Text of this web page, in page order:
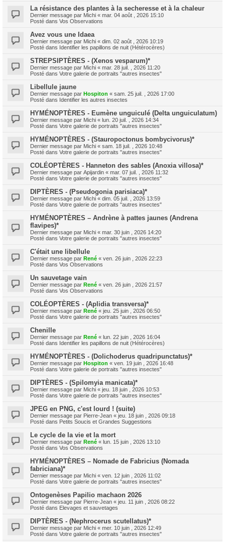
La résistance des plantes à la secheresse et à la chaleur
Dernier message par Michi « mar. 04 août , 2026 15:10
Posté dans Vos Observations
Avez vous une Idaea
Dernier message par Michi « dim. 02 août , 2026 10:19
Posté dans Identifier les papillons de nuit (Hétérocères)
STREPSIPTÈRES - (Xenos vesparum)*
Dernier message par Michi « mar. 28 juil. , 2026 11:20
Posté dans Votre galerie de portraits "autres insectes"
Libellule jaune
Dernier message par Hospiton « sam. 25 juil. , 2026 17:00
Posté dans Identifier les autres insectes
HYMÉNOPTÈRES - Eumène unguiculé (Delta unguiculatum)
Dernier message par Michi « lun. 20 juil. , 2026 14:34
Posté dans Votre galerie de portraits "autres insectes"
HYMÉNOPTÈRES - (Stauropoctonus bombycivorus)*
Dernier message par Michi « sam. 18 juil. , 2026 10:48
Posté dans Votre galerie de portraits "autres insectes"
COLÉOPTÈRES - Hanneton des sables (Anoxia villosa)*
Dernier message par Apijardin « mar. 07 juil. , 2026 11:32
Posté dans Votre galerie de portraits "autres insectes"
DIPTÈRES - (Pseudogonia parisiaca)*
Dernier message par Michi « dim. 05 juil. , 2026 13:59
Posté dans Votre galerie de portraits "autres insectes"
HYMÉNOPTÈRES – Andrène à pattes jaunes (Andrena
flavipes)*
Dernier message par Michi « mar. 30 juin , 2026 14:20
Posté dans Votre galerie de portraits "autres insectes"
C'était une libellule
Dernier message par René « ven. 26 juin , 2026 22:23
Posté dans Vos Observations
Un sauvetage vain
Dernier message par René « ven. 26 juin , 2026 21:57
Posté dans Vos Observations
COLÉOPTÈRES - (Aplidia transversa)*
Dernier message par René « jeu. 25 juin , 2026 06:50
Posté dans Votre galerie de portraits "autres insectes"
Chenille
Dernier message par René « lun. 22 juin , 2026 16:04
Posté dans Identifier les papillons de nuit (Hétérocères)
HYMÉNOPTÈRES - (Dolichoderus quadripunctatus)*
Dernier message par Hospiton « ven. 19 juin , 2026 16:48
Posté dans Votre galerie de portraits "autres insectes"
DIPTÈRES - (Spilomyia manicata)*
Dernier message par Michi « jeu. 18 juin , 2026 10:53
Posté dans Votre galerie de portraits "autres insectes"
JPEG en PNG, c'est lourd ! (suite)
Dernier message par Pierre-Jean « jeu. 18 juin , 2026 09:18
Posté dans Petits Soucis et Grandes Suggestions
Le cycle de la vie et la mort
Dernier message par René « lun. 15 juin , 2026 13:10
Posté dans Vos Observations
HYMÉNOPTÈRES – Nomade de Fabricius (Nomada
fabriciana)*
Dernier message par Michi « ven. 12 juin , 2026 11:02
Posté dans Votre galerie de portraits "autres insectes"
Ontogenèses Papilio machaon 2026
Dernier message par Pierre-Jean « jeu. 11 juin , 2026 08:22
Posté dans Elevages et sauvetages
DIPTÈRES - (Nephrocerus scutellatus)*
Dernier message par Michi « mer. 10 juin , 2026 12:49
Posté dans Votre galerie de portraits "autres insectes"